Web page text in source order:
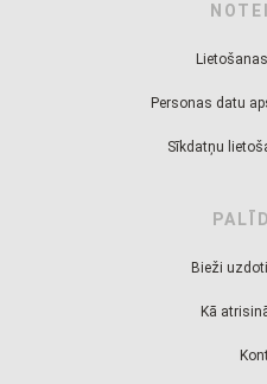
Personas datu
Sīkdatņu
Bieži
Kā